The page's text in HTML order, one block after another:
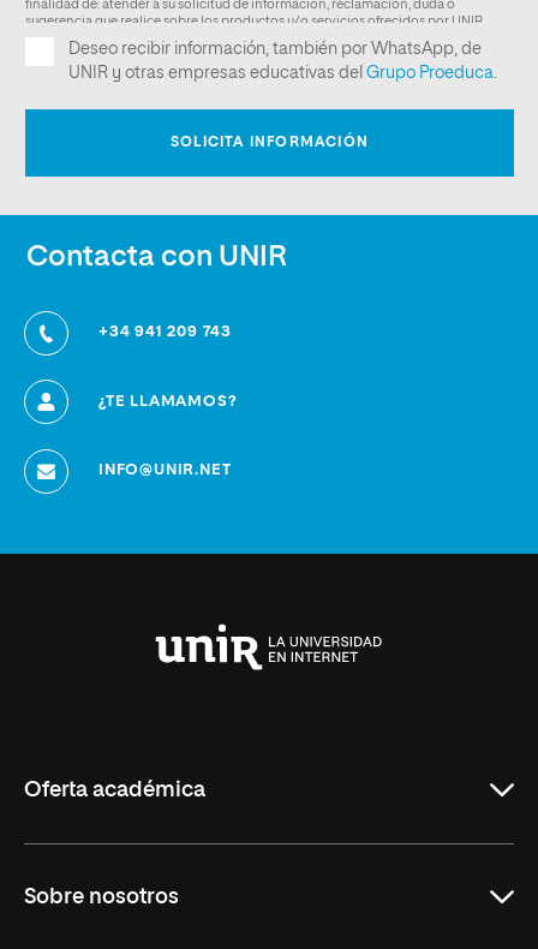
Contacta con UNIR
+34 941 209 743
¿TE LLAMAMOS?
INFO@UNIR.NET
Oferta académica
Másteres Oficiales
Sobre nosotros